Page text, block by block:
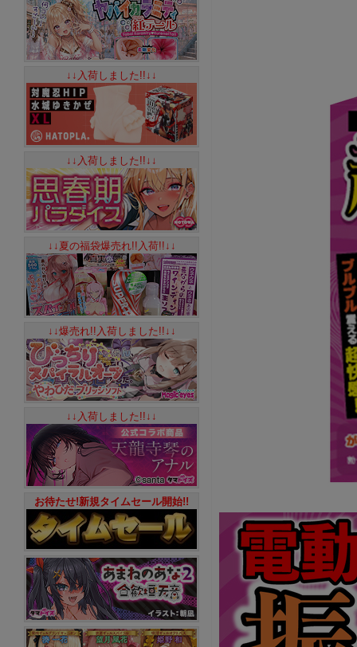
↓↓入荷しました!!↓↓
↓↓入荷しました!!↓↓
↓↓夏の福袋爆売れ!!入荷!!↓↓
↓↓爆売れ!!入荷しました!!↓↓
↓↓入荷しました!!↓↓
お待たせ!新規タイムセール開始!!